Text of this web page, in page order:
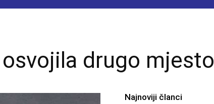
drugo mjesto
Najnoviji članci